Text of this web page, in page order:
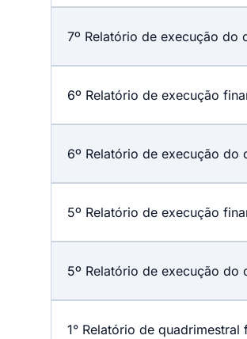
7º Relatório de execução do
6º Relatório de execução
6º Relatório de execução do
5º Relatório de execução
5º Relatório de execução do
1° Relatório de quadrimestral